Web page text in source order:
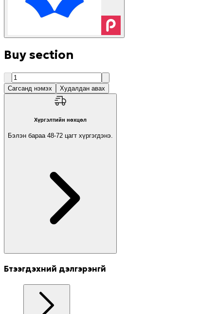
Buy section
Сагсанд нэмэх Худалдан авах
Хүргэлтийн нөхцөл
Бэлэн бараа 48-72 цагт хүргэгдэнэ.
Бүтээгдэхүүний дэлгэрэнгүй